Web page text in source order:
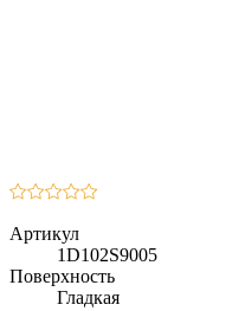
Артикул
1D102S9005
Поверхность
Гладкая